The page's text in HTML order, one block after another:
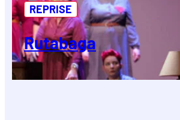
REPRISE
Rutabaga